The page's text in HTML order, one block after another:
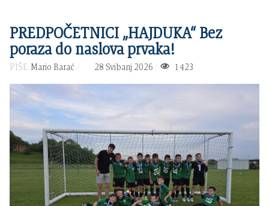
PREDPOČETNICI „HAJDUKA“ Bez
poraza do naslova prvaka!
PIŠE: Mario Barać 28 Svibanj 2026 1423